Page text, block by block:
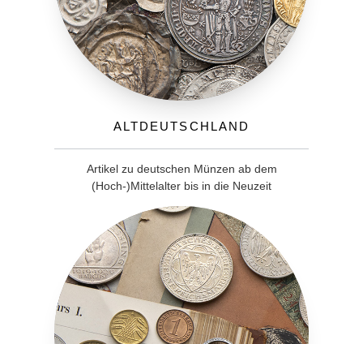
Altdeutschland
Artikel zu deutschen Münzen ab dem
(Hoch-)Mittelalter bis in die Neuzeit